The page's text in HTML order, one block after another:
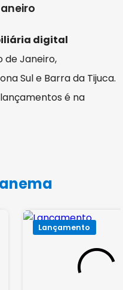
digital
de Janeiro,
Sul e Barra da Tijuca.
é na
Lançamento